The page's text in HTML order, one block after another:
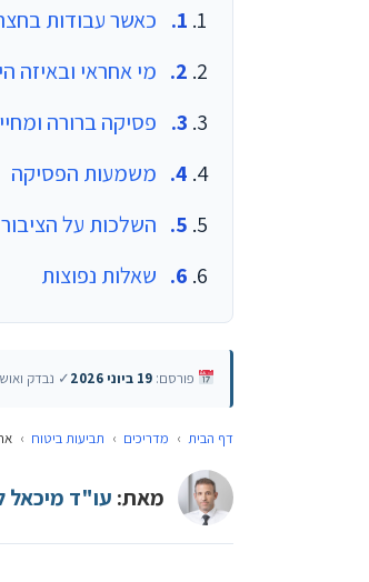
כאשר עבודות
מי אחראי ובאיזה
פסיקה ברורה
משמעות הפסיקה
השלכות על הציבור
שאלות נפוצות
פורסם: 19 ביוני 2026 ✓ נבדק
דף הבית › מדריכים › תביעות ביטוח ›
מאת: עו"ד מיכאל